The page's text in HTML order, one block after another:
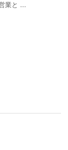
業と ...